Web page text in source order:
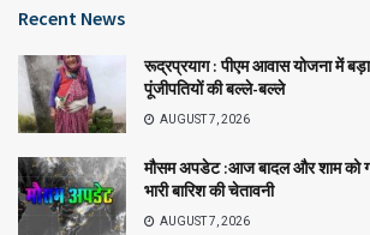
Recent News
रूद्रप्रयाग : पीएम आवास योजना में
पूंजीपतियों की बल्ले-बल्ले
AUGUST 7, 2026
मौसम अपडेट :आज बादल और शाम को
भारी बारिश की चेतावनी
AUGUST 7, 2026